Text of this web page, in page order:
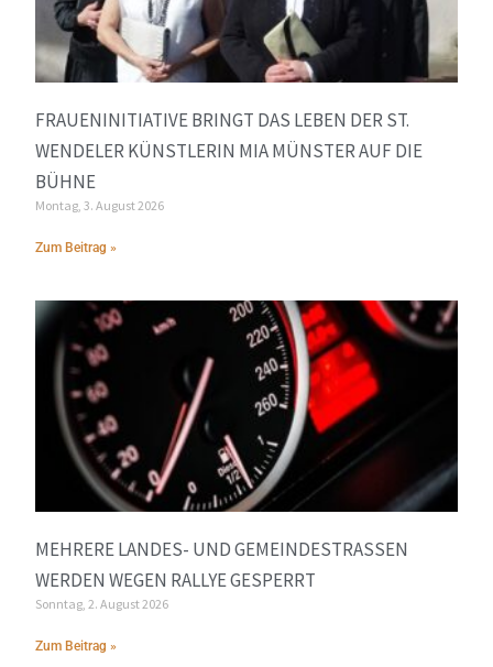
FRAUENINITIATIVE BRINGT DAS LEBEN DER ST.
WENDELER KÜNSTLERIN MIA MÜNSTER AUF DIE
BÜHNE
Montag, 3. August 2026
Zum Beitrag »
MEHRERE LANDES- UND GEMEINDESTRASSEN W
ERDEN WEGEN RALLYE GESPERRT
Sonntag, 2. August 2026
Zum Beitrag »